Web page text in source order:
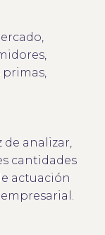
analizar,
cantidades
actuación